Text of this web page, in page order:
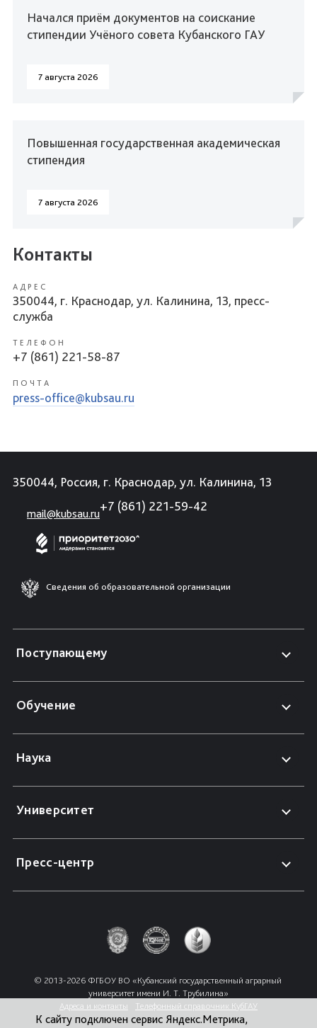
Начался приём документов на соискание
стипендии Учёного совета Кубанского ГАУ
7 августа 2026
Повышенная государственная академическая
стипендия
7 августа 2026
Контакты
АДРЕС
350044, г. Краснодар, ул. Калинина, 13, пресс-
служба
ТЕЛЕФОН
+7 (861) 221-58-87
ПОЧТА
press-office@kubsau.ru
350044, Россия, г. Краснодар, ул. Калинина, 13
mail@kubsau.ru
+7 (861) 221-59-42
Сведения об образовательной организации
Поступающему
Обучение
Наука
Университет
Пресс-центр
© 2013-2026 ФГБОУ ВО «Кубанский государственный аграрный
университет имени И. Т. Трубилина»
Адреса и контакты
Телефонный справочник КубГАУ
К сайту подключен сервис Яндекс.Метрика,